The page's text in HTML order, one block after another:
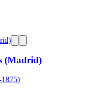
(Madrid)
1875)